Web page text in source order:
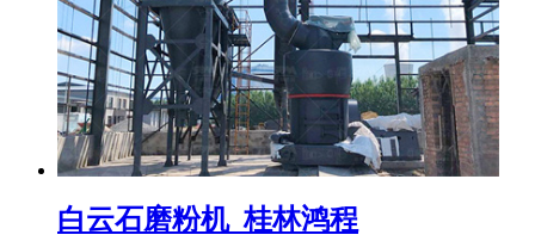
白云石磨粉机_桂林鸿程